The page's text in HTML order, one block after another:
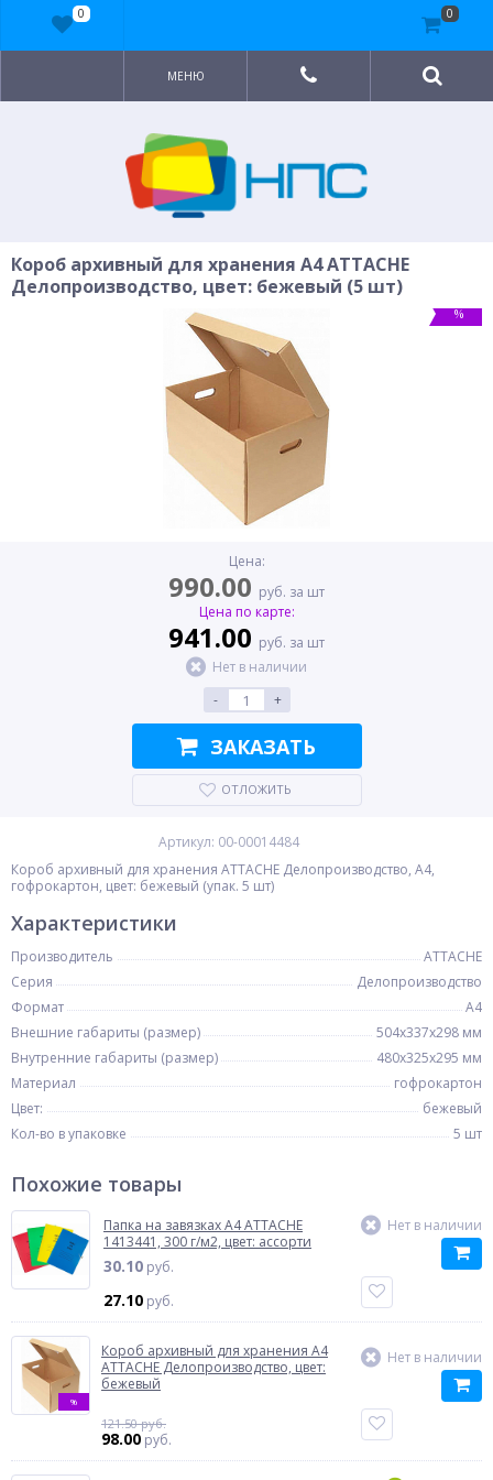
МЕНЮ
Короб архивный для хранения A4 ATTACHE
Делопроизводство, цвет: бежевый (5 шт)
%
Цена:
990.00 руб. за шт
Цена по карте:
941.00 руб. за шт
Нет в наличии
-
+
ЗАКАЗАТЬ
ОТЛОЖИТЬ
Артикул: 00-00014484
Короб архивный для хранения ATTACHE Делопроизводство, A4,
гофрокартон, цвет: бежевый (упак. 5 шт)
Характеристики
Производитель
ATTACHE
Серия
Делопроизводство
Формат
A4
Внешние габариты (размер)
504x337x298 мм
Внутренние габариты (размер)
480x325x295 мм
Материал
гофрокартон
Цвет:
бежевый
Кол-во в упаковке
5 шт
Похожие товары
Папка на завязках A4 ATTACHE
1413441, 300 г/м2, цвет: ассорти
30.10 руб.
27.10 руб.
Нет в наличии
%
Короб архивный для хранения A4
ATTACHE Делопроизводство, цвет:
бежевый
121.50 руб.
98.00 руб.
Нет в наличии
0 0